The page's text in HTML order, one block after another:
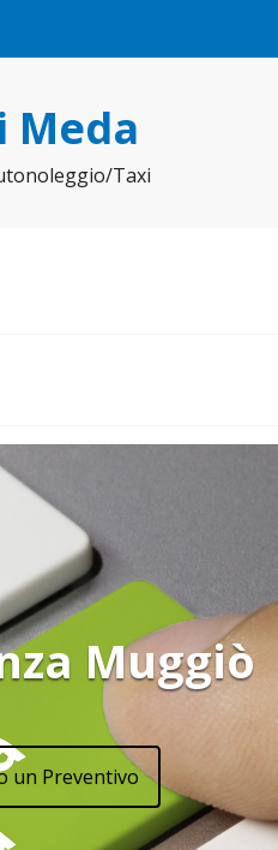
Meda
Taxi
Muggiò
un Preventivo